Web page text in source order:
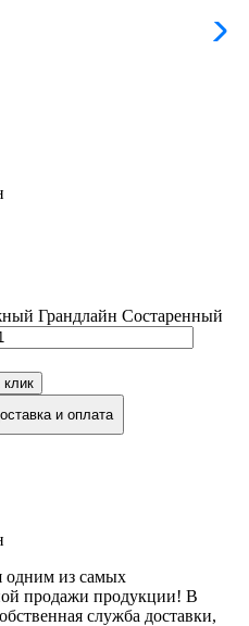
Грандлайн Состаренный
клик
и оплата
одним из самых
продажи продукции! В
служба доставки,